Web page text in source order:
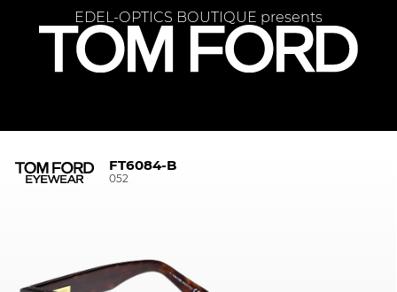
EDEL-OPTICS BOUTIQUE presents
FT6084-B
052